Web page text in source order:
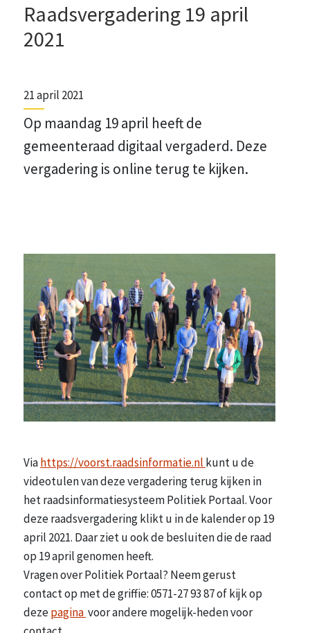
Raadsvergadering 19 april
2021
21 april 2021
Op maandag 19 april heeft de
gemeenteraad digitaal vergaderd. Deze
vergadering is online terug te kijken.
Viahttps://voorst.raadsinformatie.nl kunt u de
videotulen van deze vergadering terug kijken in
het raadsinformatiesysteem Politiek Portaal. Voor
deze raadsvergadering klikt u in de kalender op 19
april 2021. Daar ziet u ook de besluiten die de raad
op 19 april genomen heeft.
Vragen over Politiek Portaal? Neem gerust
contact op met de griffie: 0571-27 93 87 of kijk op
dezepagina voor andere mogelijk-heden voor